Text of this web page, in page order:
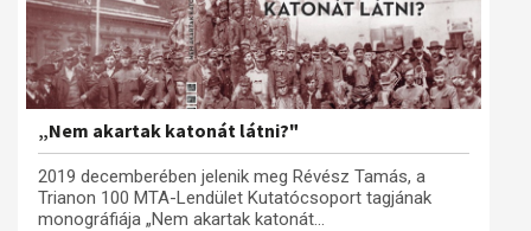
„Nem akartak katonát látni?"
2019 decemberében jelenik meg Révész Tamás, a
Trianon 100 MTA-Lendület Kutatócsoport tagjának
monográfiája „Nem akartak katonát...